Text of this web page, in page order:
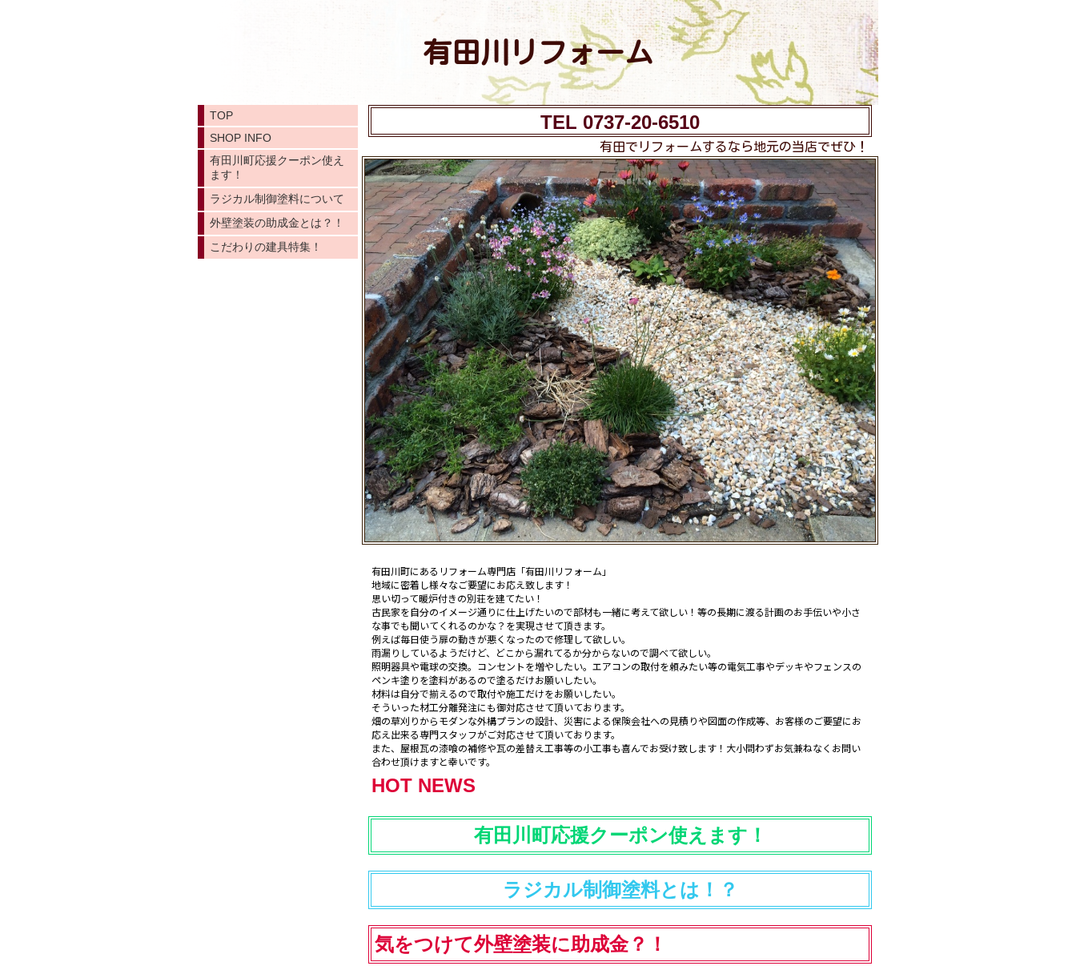
有田川リフォーム
TEL 0737-20-6510
有田でリフォームするなら地元の当店でぜひ！
有田川町にあるリフォーム専門店「有田川リフォーム」
地域に密着し様々なご要望にお応え致します！
思い切って暖炉付きの別荘を建てたい！
古民家を自分のイメージ通りに仕上げたいので部材も一緒に考えて欲しい！等の長期に渡る計画のお手伝いや小さ
な事でも聞いてくれるのかな？を実現させて頂きます。
例えば毎日使う扉の動きが悪くなったので修理して欲しい。
雨漏りしているようだけど、どこから漏れてるか分からないので調べて欲しい。
照明器具や電球の交換。コンセントを増やしたい。エアコンの取付を頼みたい等の電気工事やデッキやフェンスの
ペンキ塗りを塗料があるので塗るだけお願いしたい。
材料は自分で揃えるので取付や施工だけをお願いしたい。
そういった材工分離発注にも御対応させて頂いております。
畑の草刈りからモダンな外構プランの設計、災害による保険会社への見積りや図面の作成等、お客様のご要望にお
応え出来る専門スタッフがご対応させて頂いております。
また、屋根瓦の漆喰の補修や瓦の差替え工事等の小工事も喜んでお受け致します！大小問わずお気兼ねなくお問い
合わせ頂けますと幸いです。
HOT NEWS
有田川町応援クーポン使えます！
ラジカル制御塗料とは！？
気をつけて外壁塗装に助成金？！
TOP
SHOP INFO
有田川町応援クーポン使え
ます！
ラジカル制御塗料について
外壁塗装の助成金とは？！
こだわりの建具特集！